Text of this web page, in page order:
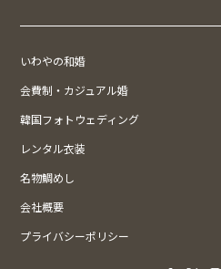
いわやの和婚
会費制・カジュアル婚
韓国フォトウェディング
レンタル衣装
名物鯛めし
会社概要
プライバシーポリシー